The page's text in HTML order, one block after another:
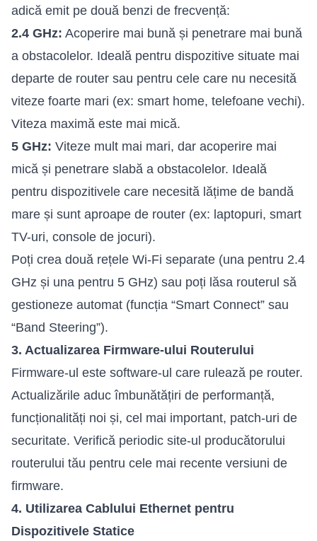
adică emit pe două benzi de frecvență:
2.4 GHz: Acoperire mai bună și penetrare mai bună
a obstacolelor. Ideală pentru dispozitive situate mai
departe de router sau pentru cele care nu necesită
viteze foarte mari (ex: smart home, telefoane vechi).
Viteza maximă este mai mică.
5 GHz: Viteze mult mai mari, dar acoperire mai
mică și penetrare slabă a obstacolelor. Ideală
pentru dispozitivele care necesită lățime de bandă
mare și sunt aproape de router (ex: laptopuri, smart
TV-uri, console de jocuri).
Poți crea două rețele Wi-Fi separate (una pentru 2.4
GHz și una pentru 5 GHz) sau poți lăsa routerul să
gestioneze automat (funcția “Smart Connect” sau
“Band Steering”).
3. Actualizarea Firmware-ului Routerului
Firmware-ul este software-ul care rulează pe router.
Actualizările aduc îmbunătățiri de performanță,
funcționalități noi și, cel mai important, patch-uri de
securitate. Verifică periodic site-ul producătorului
routerului tău pentru cele mai recente versiuni de
firmware.
4. Utilizarea Cablului Ethernet pentru
Dispozitivele Statice